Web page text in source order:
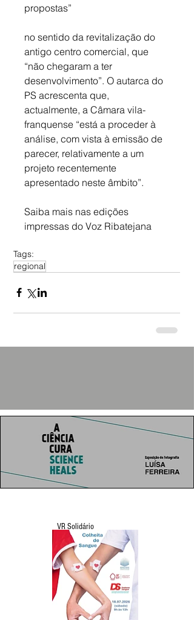
propostas”
no sentido da revitalização do
antigo centro comercial, que
“não chegaram a ter
desenvolvimento”. O autarca do
PS acrescenta que,
actualmente, a Câmara vila-
franquense “está a proceder à
análise, com vista à emissão de
parecer, relativamente a um
projeto recentemente
apresentado neste âmbito”.
Saiba mais nas edições
impressas do Voz Ribatejana
Tags:
regional
VR Solidário